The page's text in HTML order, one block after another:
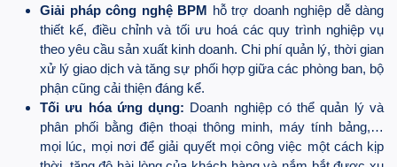
Giải pháp công nghệ BPM hỗ trợ doanh nghiệp dễ dàng
thiết kế, điều chỉnh và tối ưu hoá các quy trình nghiệp vụ
theo yêu cầu sản xuất kinh doanh. Chi phí quản lý, thời gian
xử lý giao dịch và tăng sự phối hợp giữa các phòng ban, bộ
phận cũng cải thiện đáng kể.
Tối ưu hóa ứng dụng: Doanh nghiệp có thể quản lý và
phân phối bằng điện thoại thông minh, máy tính bảng,…
mọi lúc, mọi nơi để giải quyết mọi công việc một cách kịp